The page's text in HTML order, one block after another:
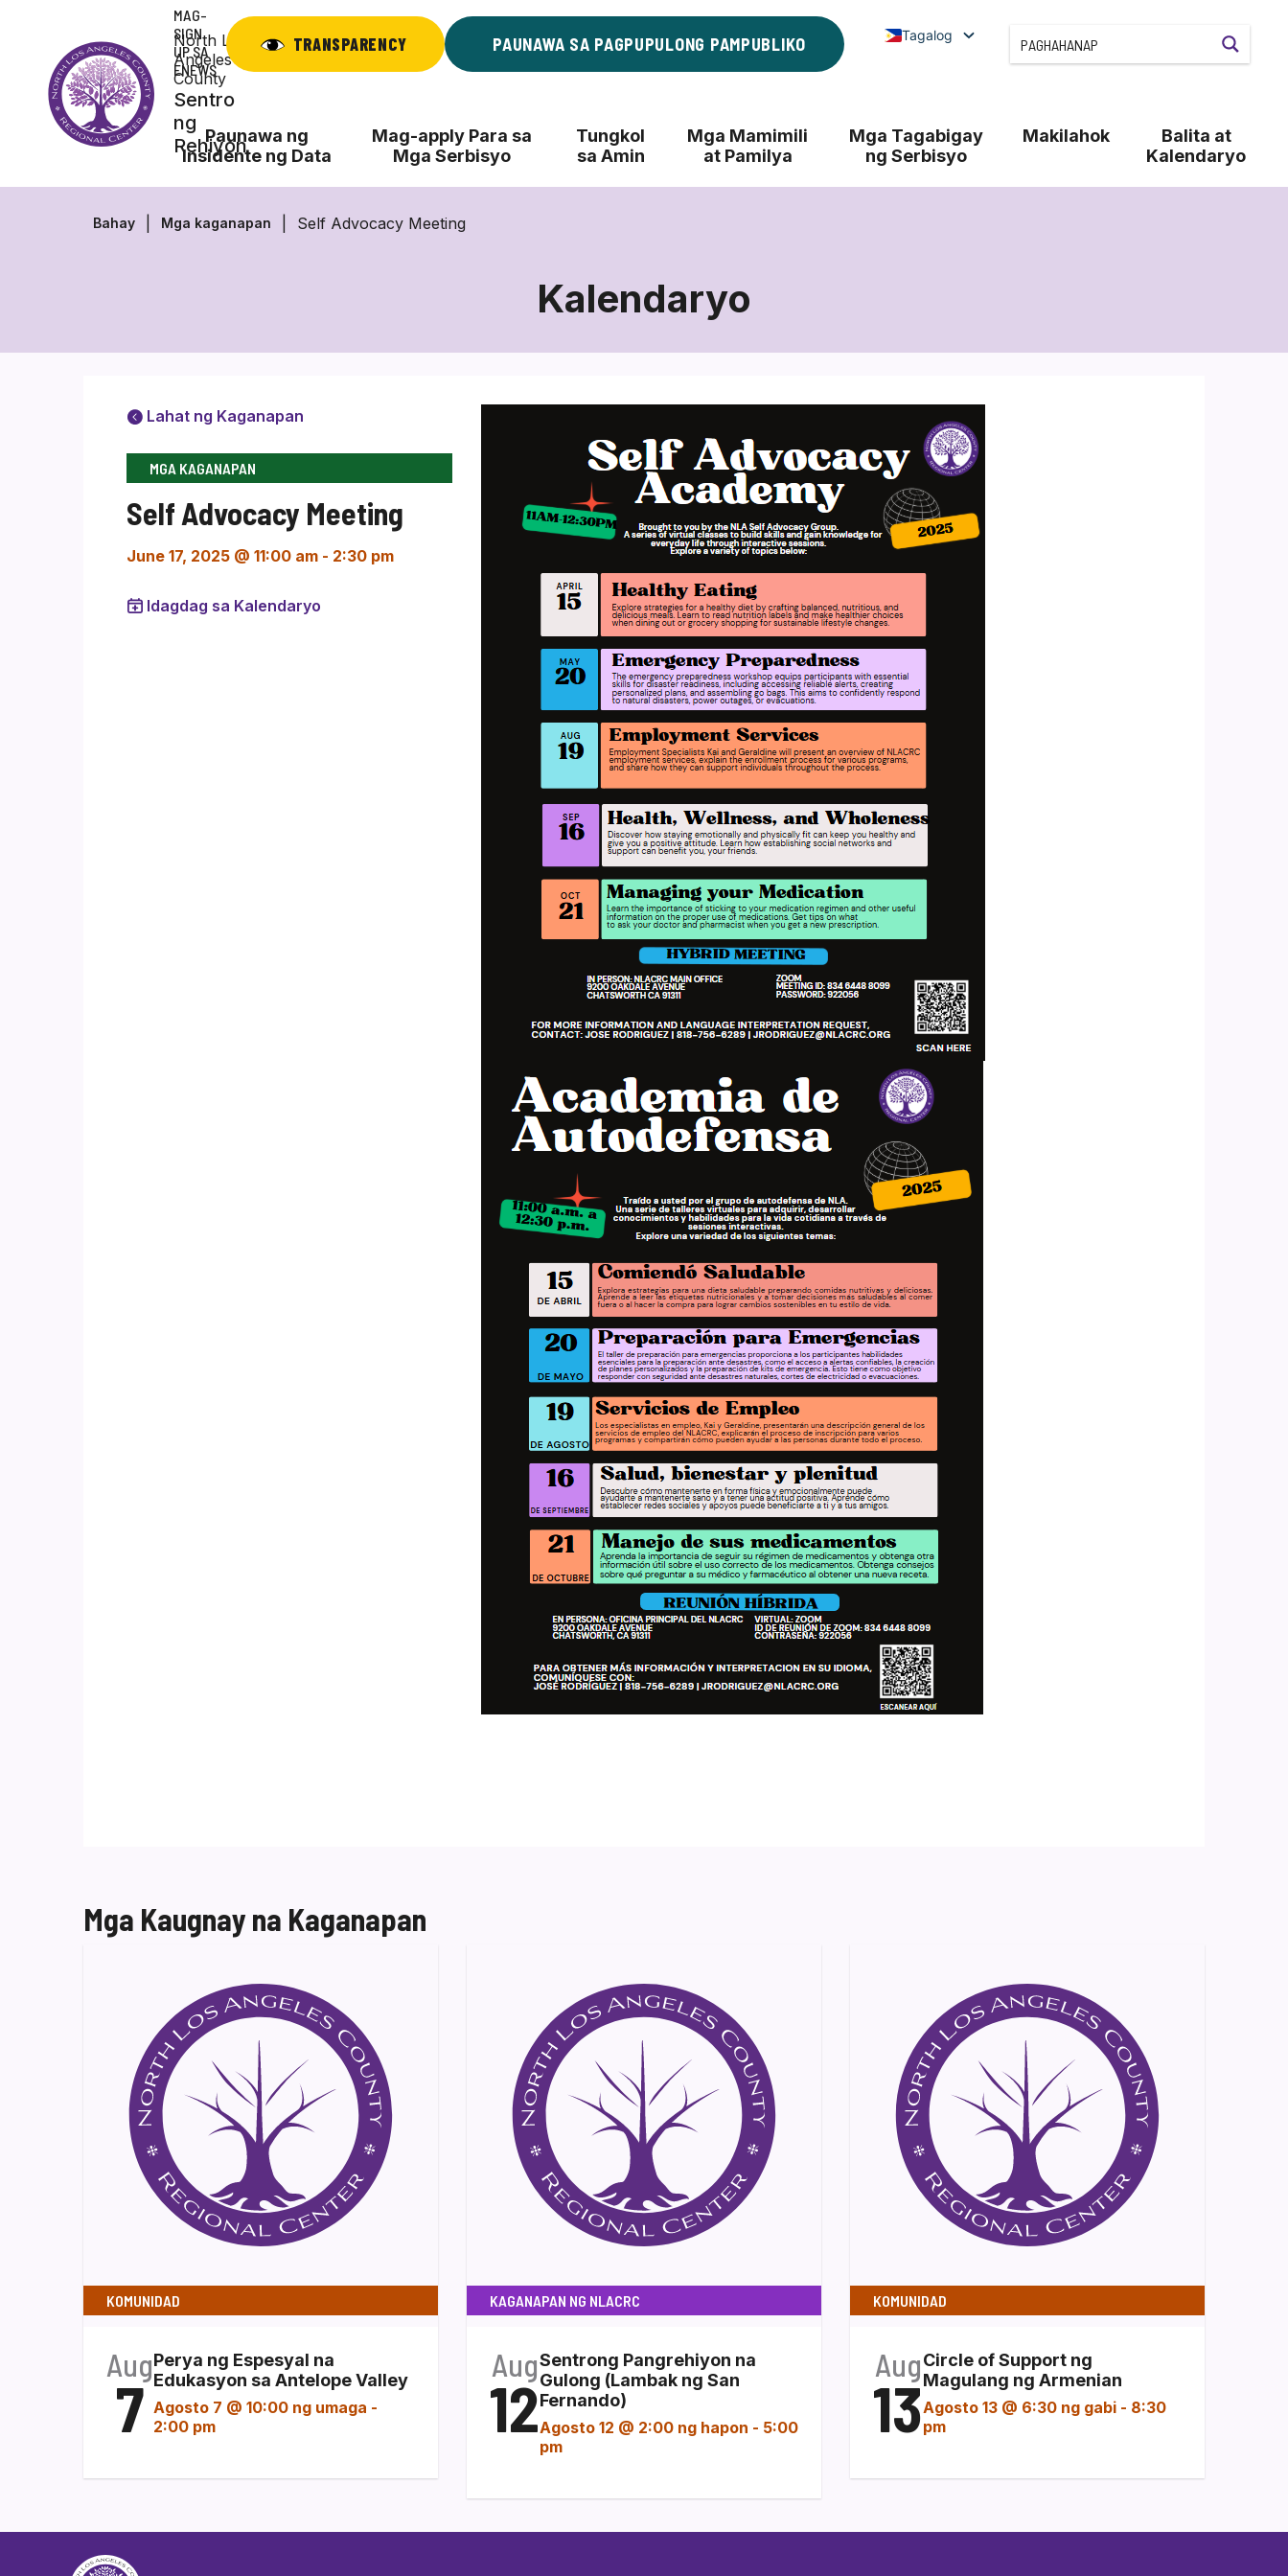
nilalaman
North Los
Angeles
County
Sentro
ng
Rehiyon
MAG-
SIGN
UP SA
ENEWS
TRANSPARENCY PAUNAWA SA PAGPUPULONG PAMPUBLIKO Tagalog
Paunawa ng
Insidente ng Data
Mag-apply Para sa
Mga Serbisyo
Tungkol
sa Amin
Mga Mamimili
at Pamilya
Mga Tagabigay
ng Serbisyo
Makilahok
Balita at
Kalendaryo
Bahay Mga kaganapan Self Advocacy Meeting
Kalendaryo
Lahat ng Kaganapan
MGA KAGANAPAN
Self Advocacy Meeting
June 17, 2025 @ 11:00 am - 2:30 pm
Idagdag sa Kalendaryo
Mga Kaugnay na Kaganapan
KOMUNIDAD
Aug
7
Perya ng Espesyal na
Edukasyon sa Antelope Valley
Agosto 7 @ 10:00 ng umaga -
2:00 pm
KAGANAPAN NG NLACRC
Aug
12
Sentrong Pangrehiyon na
Gulong (Lambak ng San
Fernando)
Agosto 12 @ 2:00 ng hapon - 5:00
pm
KOMUNIDAD
Aug
13
Circle of Support ng
Magulang ng Armenian
Agosto 13 @ 6:30 ng gabi - 8:30
pm